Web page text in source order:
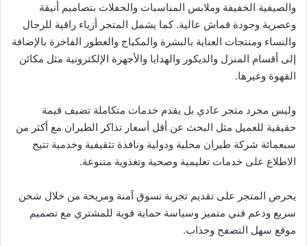
والصيفية الخفيفة وملابس المناسبات والحفلات بتصاميم أنيقة
وعصرية وجودة قماش عالية. كما يشمل المتجر أزياء راقية للرجال
والنساء ومنتجات العناية بالبشرة والمكياج والعطور الفاخرة بالإضافة
إلى أقسام المنزل والديكور والهدايا والأجهزة الإلكترونية مثل مكائن
القهوة وغيرها.
وليس مجرد متجر عادي بل يقدم خدمات متكاملة تضيف قيمة
حقيقية للعميل مثل البحث عن أقل أسعار تذاكر الطيران مع أكثر من
سبعمائة شركة طيران محلية ودولية ونافذة تثقيفية وخدمية تتيح
الاطلاع على خدمات تعليمية وصحية وتغذوية متنوعة.
يحرص المتجر على تقديم تجربة تسوق آمنة ومريحة من خلال شحن
سريع ودعم فني متميز وسياسة حماية قوية للمشتري مع تصميم
موقع سهل التصفح وجذاب.